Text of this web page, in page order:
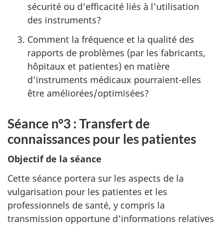
sécurité ou d'efficacité liés à l'utilisation
des instruments?
Comment la fréquence et la qualité des
rapports de problèmes (par les fabricants,
hôpitaux et patientes) en matière
d'instruments médicaux pourraient-elles
être améliorées/optimisées?
Séance n°3 : Transfert de
connaissances pour les patientes
Objectif de la séance
Cette séance portera sur les aspects de la
vulgarisation pour les patientes et les
professionnels de santé, y compris la
transmission opportune d'informations relatives